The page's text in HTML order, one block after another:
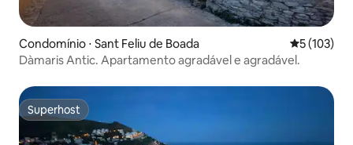
Condomínio ⋅ Sant Feliu de Boada 5 de uma
5 (103)
Dàmaris Antic. Apartamento agradável e agradável.
Superhost
Superhost